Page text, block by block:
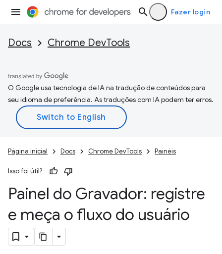
Fazer login
Docs Chrome DevTools
O Google usa tecnologia de IA na tradução de conteúdos para
seu idioma de preferência. As traduções com IA podem ter erros.
Página inicial Docs Chrome DevTools Painéis
Isso foi útil?
Painel do Gravador: registre
e meça o fluxo do usuário